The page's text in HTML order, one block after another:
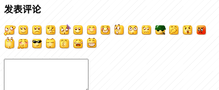
发表评论